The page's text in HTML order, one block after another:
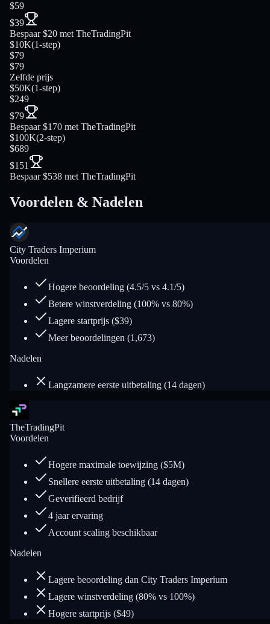
$59
$39
Bespaar $20 met TheTradingPit
$10K(1-step)
$79
$79
Zelfde prijs
$50K(1-step)
$249
$79
Bespaar $170 met TheTradingPit
$100K(2-step)
$689
$151
Bespaar $538 met TheTradingPit
Voordelen & Nadelen
City Traders Imperium
Voordelen
Hogere beoordeling (4.5/5 vs 4.1/5)
Betere winstverdeling (100% vs 80%)
Lagere startprijs ($39)
Meer beoordelingen (1,673)
Nadelen
Langzamere eerste uitbetaling (14 dagen)
TheTradingPit
Voordelen
Hogere maximale toewijzing ($5M)
Snellere eerste uitbetaling (14 dagen)
Geverifieerd bedrijf
4 jaar ervaring
Account scaling beschikbaar
Nadelen
Lagere beoordeling dan City Traders Imperium
Lagere winstverdeling (80% vs 100%)
Hogere startprijs ($49)